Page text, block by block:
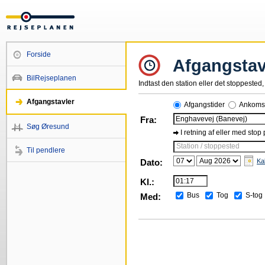
Forside
BilRejseplanen
Afgangstavler
Søg Øresund
Til pendlere
Indtast den station eller det
Afgangstider
Fra:
I retning af eller med stop
Station / stoppested
Dato:
Kl.:
Med:
Bus Tog S-tog